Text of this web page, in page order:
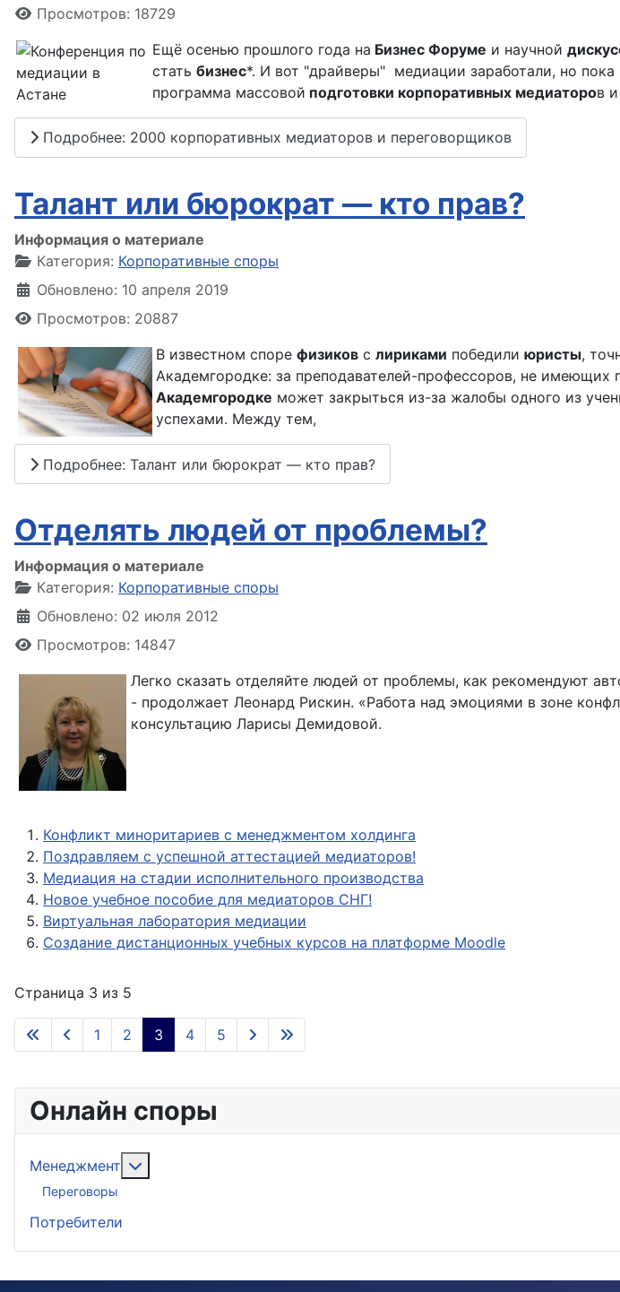
Просмотров: 18729
Ещё осенью прошлого года на Бизнес Форуме и научной
стать бизнес*. И вот "драйверы" медиации заработали, но
программа массовой подготовки корпоративных медиаторов и
Подробнее: 2000 корпоративных медиаторов и переговорщиков
Талант или бюрократ — кто прав?
Информация о материале
Категория: Корпоративные споры
Обновлено: 10 апреля 2019
Просмотров: 20887
В известном споре физиков с лириками победили юристы,
Академгородке: за преподавателей-профессоров, не имеющих
Академгородке может закрыться из-за жалобы одного из
успехами. Между тем,
Подробнее: Талант или бюрократ — кто прав?
Отделять людей от проблемы?
Информация о материале
Категория: Корпоративные споры
Обновлено: 02 июля 2012
Просмотров: 14847
Легко сказать отделяйте людей от проблемы, как рекомендуют
- продолжает Леонард Рискин. «Работа над эмоциями в зоне
консультацию Ларисы Демидовой.
Конфликт миноритариев с менеджментом холдинга
Поздравляем с успешной аттестацией медиаторов!
Медиация на стадии исполнительного производства
Новое учебное пособие для медиаторов СНГ!
Виртуальная лаборатория медиации
Создание дистанционных учебных курсов на платформе Moodle
Страница 3 из 5
1 2 3 4 5
Онлайн споры
Менеджмент
Переговоры
Потребители